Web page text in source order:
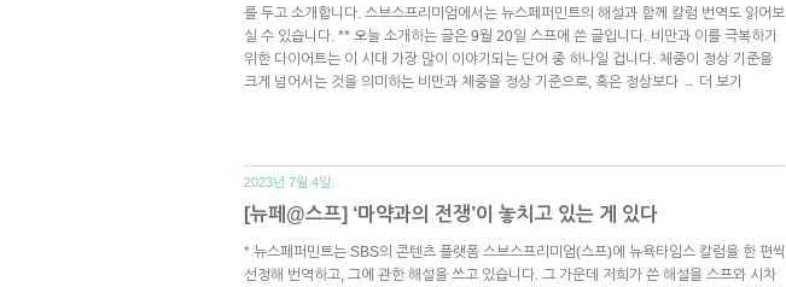
를 두고 소개합니다. 스브스프리미엄에서는 뉴스페퍼민트의 해설과 함께 칼럼 번역도 읽어보
실 수 있습니다. ** 오늘 소개하는 글은 9월 20일 스프에 쓴 글입니다. 비만과 이를 극복하기
위한 다이어트는 이 시대 가장 많이 이야기되는 단어 중 하나일 겁니다. 체중이 정상 기준을
크게 넘어서는 것을 의미하는 비만과 체중을 정상 기준으로, 혹은 정상보다 → 더 보기
2023년 7월 4일.
[뉴페@스프] ‘마약과의 전쟁’이 놓치고 있는 게 있다
* 뉴스페퍼민트는 SBS의 콘텐츠 플랫폼 스브스프리미엄(스프)에 뉴욕타임스 칼럼을 한 편씩
선정해 번역하고, 그에 관한 해설을 쓰고 있습니다. 그 가운데 저희가 쓴 해설을 스프와 시차